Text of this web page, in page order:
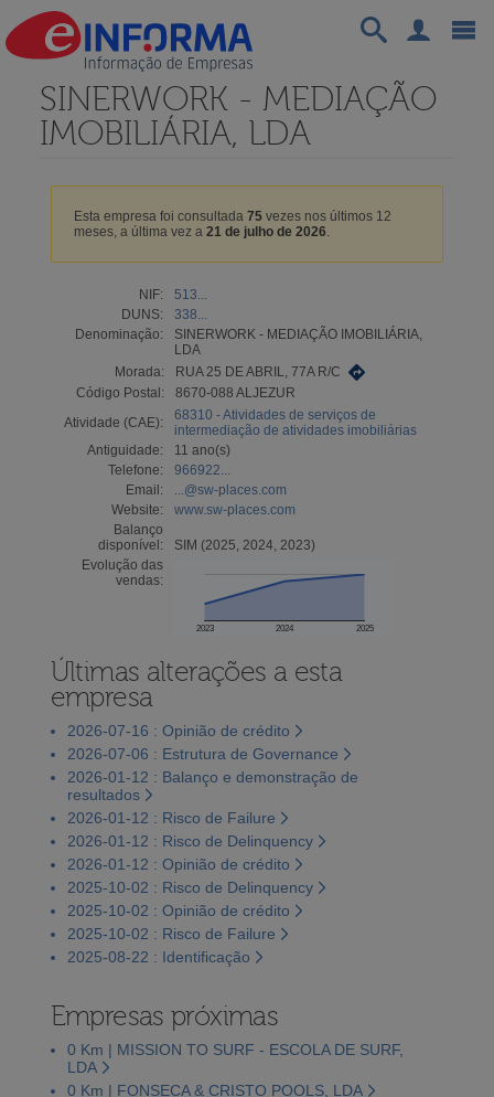
SINERWORK - MEDIAÇÃO
IMOBILIÁRIA, LDA
Esta empresa foi consultada 75vezes nos últimos 12
meses, a última vez a 21 de julho de 2026.
NIF:
513...
DUNS:
338...
Denominação:
SINERWORK - MEDIAÇÃO IMOBILIÁRIA,
LDA
Morada:
RUA 25 DE ABRIL, 77A R/C
Código Postal:
8670-088 ALJEZUR
Atividade (CAE):
68310 - Atividades de serviços de
intermediação de atividades imobiliárias
Antiguidade:
11 ano(s)
Telefone:
966922...
Email:
...@sw-places.com
Website:
www.sw-places.com
Balanço
disponível:
SIM (2025, 2024, 2023)
Evolução das
vendas:
2023 2024 2025
Últimas alterações a esta
empresa
2026-07-16 : Opinião de crédito
2026-07-06 : Estrutura de Governance
2026-01-12 : Balanço e demonstração de
resultados
2026-01-12 : Risco de Failure
2026-01-12 : Risco de Delinquency
2026-01-12 : Opinião de crédito
2025-10-02 : Risco de Delinquency
2025-10-02 : Opinião de crédito
2025-10-02 : Risco de Failure
2025-08-22 : Identificação
Empresas próximas
0 Km | MISSION TO SURF - ESCOLA DE SURF,
LDA
0 Km | FONSECA & CRISTO POOLS, LDA